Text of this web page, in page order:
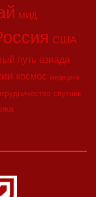
МИД
США
путь азиада
космос медицина
спутник